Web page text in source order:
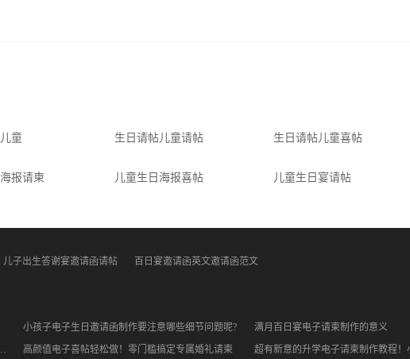
童 生日请帖儿童请帖 生日请帖儿童喜帖
报请柬 儿童生日海报喜帖 儿童生日宴请帖
儿子出生答谢宴邀请函请帖 百日宴邀请函英文邀请函范文
小孩子电子生日邀请函制作要注意哪些细节问题呢? 满月百日宴电子请柬制作的意义
格模板真实横评，小白闭眼入
高颜值电子喜帖轻松做！零门槛搞定专属婚礼请柬